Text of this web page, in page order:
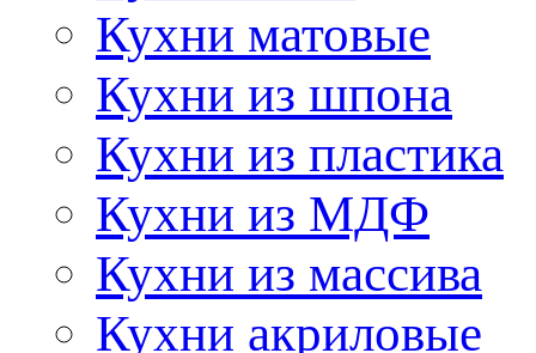
Кухни матовые
Кухни из шпона
Кухни из пластика
Кухни из МДФ
Кухни из массива
Кухни акриловые